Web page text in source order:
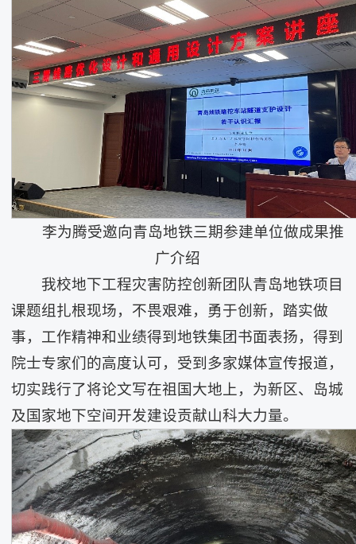
李为腾受邀向青岛地铁三期参建单位做成果推
广介绍
我校地下工程灾害防控创新团队青岛地铁项目
课题组扎根现场，不畏艰难，勇于创新，踏实做
事，工作精神和业绩得到地铁集团书面表扬，得到
院士专家们的高度认可，受到多家媒体宣传报道，
切实践行了将论文写在祖国大地上，为新区、岛城
及国家地下空间开发建设贡献山科大力量。